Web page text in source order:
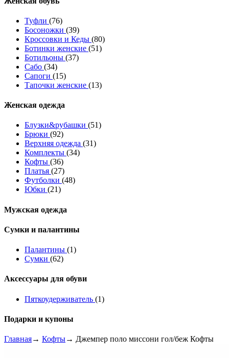
Туфли (76)
Босоножки (39)
Кроссовки и Кеды (80)
Ботинки женские (51)
Ботильоны (37)
Сабо (34)
Сапоги (15)
Тапочки женские (13)
Женская одежда
Блузки&рубашки (51)
Брюки (92)
Верхняя одежда (31)
Комплекты (34)
Кофты (36)
Платья (27)
Футболки (48)
Юбки (21)
Мужская одежда
Сумки и палантины
Палантины (1)
Сумки (62)
Аксессуары для обуви
Пяткоудерживатель (1)
Подарки и купоны
Главная→ Кофты→ Джемпер поло миссони гол/беж Кофты